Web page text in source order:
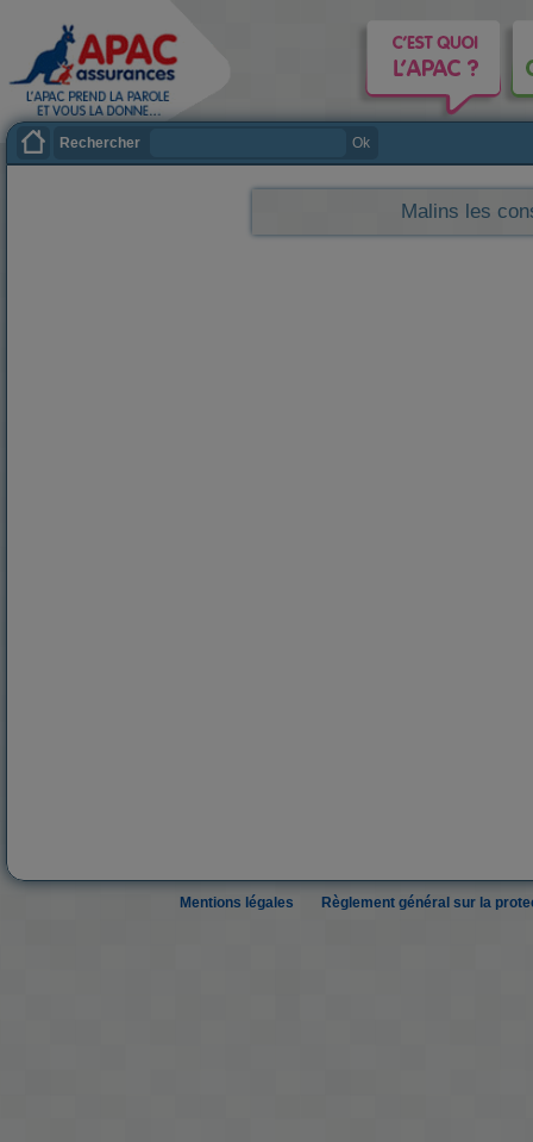
Rechercher Ok
Malins les
Mentions légales Règlement général sur la